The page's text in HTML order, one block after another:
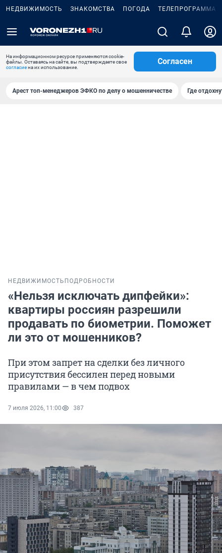
НЕДВИЖИМОСТЬ ЗНАКОМСТВА ПОГОДА ТЕЛЕПРОГРАММА
На информационном ресурсе применяются cookie-
файлы. Оставаясь на сайте, вы подтверждаете свое
согласиена их использование.
Согласен
Арест топ-менеджеров ЭФКО по делу о мошенничестве Где
НЕДВИЖИМОСТЬ ПОДРОБНОСТИ
«Нельзя исключать дипфейки»:
квартиры россиян разрешили
продавать по биометрии. Поможет
ли это от мошенников?
При этом запрет на сделки без личного
присутствия бессилен перед новыми
правилами — в чем подвох
7 июля 2026, 11:00 387